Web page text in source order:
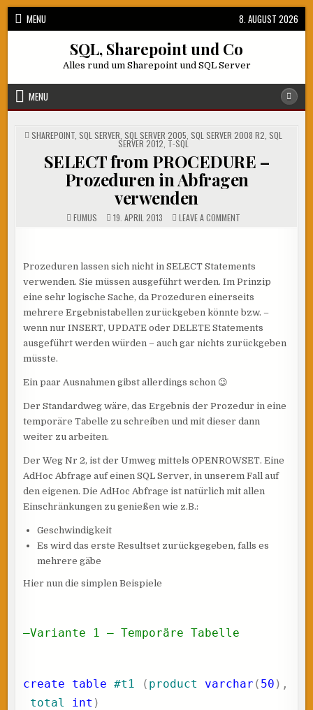
Skip
MENU 8. AUGUST 2026
SQL, Sharepoint und Co
Alles rund um Sharepoint und SQL Server
MENU
POSTED
IN
SHAREPOINT, SQL SERVER SQL SERVER 2005 SQL SERVER 2008 R2 SQL
SERVER 2012 T-SQL
SELECT from PROCEDURE –
Prozeduren in Abfragen
verwenden
FUMUS 19. APRIL 2013 LEAVE A COMMENTON
IN
ABFRAGEN
VERWENDEN
Prozeduren lassen sich nicht in SELECT Statements
verwenden. Sie müssen ausgeführt werden. Im Prinzip
eine sehr logische Sache, da Prozeduren einerseits
mehrere Ergebnistabellen zurückgeben könnte bzw. –
wenn nur INSERT, UPDATE oder DELETE Statements
ausgeführt werden würden – auch gar nichts zurückgeben
müsste.
Ein paar Ausnahmen gibst allerdings schon 😉
Der Standardweg wäre, das Ergebnis der Prozedur in eine
temporäre Tabelle zu schreiben und mit dieser dann
weiter zu arbeiten.
Der Weg Nr 2, ist der Umweg mittels OPENROWSET. Eine
AdHoc Abfrage auf einen SQL Server, in unserem Fall auf
den eigenen. Die AdHoc Abfrage ist natürlich mit allen
Einschränkungen zu genießen wie z.B.:
Geschwindigkeit
Es wird das erste Resultset zurückgegeben, falls es
mehrere gäbe
Hier nun die simplen Beispiele
–Variante 1 – Temporäre Tabelle
create table#t1 ( product varchar ( 50 ),
total
int )